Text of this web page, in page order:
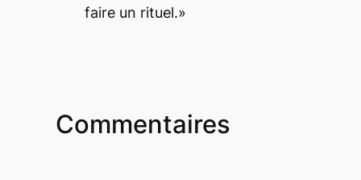
faire un rituel.»
Commentaires